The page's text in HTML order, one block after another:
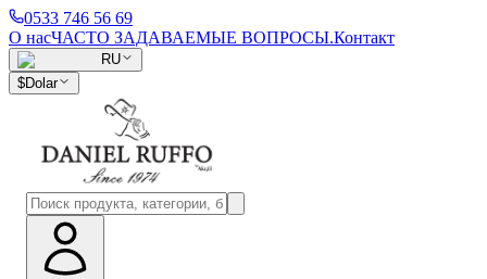
0533 746 56 69
О насЧАСТО ЗАДАВАЕМЫЕ ВОПРОСЫ.Контакт
RU
$Dolar